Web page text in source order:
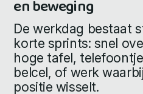
en beweging
De werkdag bestaat
korte sprints: snel
hoge tafel,
belcel, of werk
positie wisselt.